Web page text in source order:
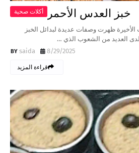
أكلات صحية خبز العدس الأحمر
الأخيرة ظهرت وصفات عديدة لبدائل الخبز
لدى العديد من الشعوب الذي …
saida
8/29/2025
قراءة المزيد